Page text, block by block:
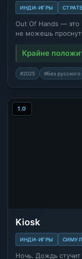
ИНДИ-ИГРЫ
Out Of Hands — это
не можешь
Крайне
#2025 #Без русского
1.0
Kiosk
ИНДИ-ИГРЫ
Ночь. Дождь